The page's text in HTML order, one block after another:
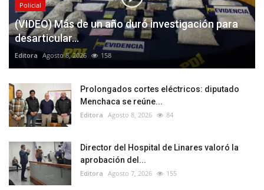
Policial
(VIDEO) Más de un año duró investigación para
desarticular...
Editora Agosto 8, 2026 158
Prolongados cortes eléctricos: diputado
Menchaca se reúne...
Editora Agosto 8, 2026 84
Director del Hospital de Linares valoró la
aprobación del...
Editora Agosto 7, 2026 155